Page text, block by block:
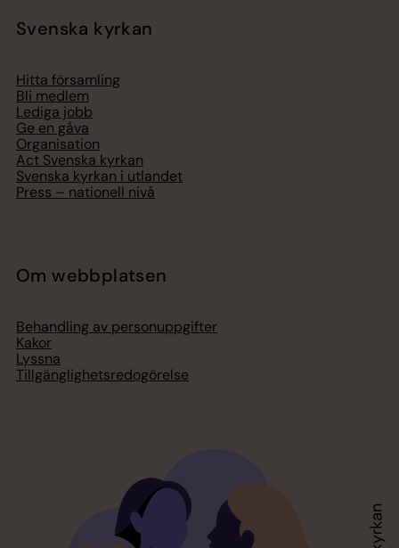
Svenska kyrkan
Hitta församling
Bli medlem
Lediga jobb
Ge en gåva
Organisation
Act Svenska kyrkan
Svenska kyrkan i utlandet
Press – nationell nivå
Om webbplatsen
Behandling av personuppgifter
Kakor
Lyssna
Tillgänglighetsredogörelse